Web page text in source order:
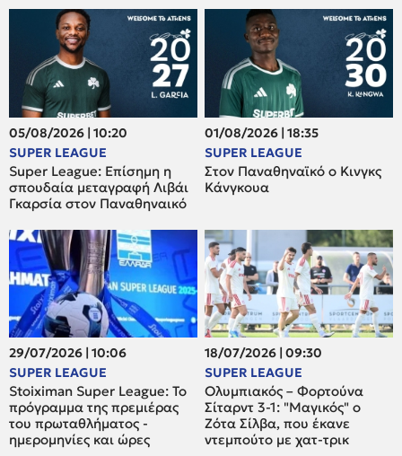
05/08/2026 | 10:20
SUPER LEAGUE
Super League: Επίσημη η
σπουδαία μεταγραφή Λιβάι
Γκαρσία στον Παναθηναικό
01/08/2026 | 18:35
SUPER LEAGUE
Στον Παναθηναϊκό ο Κινγκς
Κάνγκουα
29/07/2026 | 10:06
SUPER LEAGUE
Stoiximan Super League: Το
πρόγραμμα της πρεμιέρας
του πρωταθλήματος -
ημερομηνίες και ώρες
18/07/2026 | 09:30
SUPER LEAGUE
Ολυμπιακός – Φορτούνα
Σίταρντ 3-1: "Μαγικός" ο
Ζότα Σίλβα, που έκανε
ντεμπούτο με χατ-τρικ